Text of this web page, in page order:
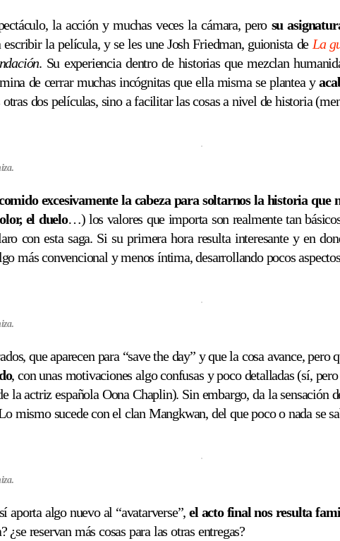
la acción y muchas veces la cámara, pero su
la película, y se les une Josh Friedman, guionista de La
. Su experiencia dentro de historias que mezclan
de cerrar muchas incógnitas que ella misma se plantea y
dos películas, sino a facilitar las cosas a nivel de historia
.
excesivamente la cabeza para soltarnos la historia que
el duelo…) los valores que importa son realmente tan
con esta saga. Si su primera hora resulta interesante y en
más convencional y menos íntima, desarrollando pocos
.
que aparecen para “save the day” y que la cosa avance,
, con unas motivaciones algo confusas y poco detalladas (sí,
la actriz española Oona Chaplin). Sin embargo, da la sensación
mismo sucede con el clan Mangkwan, del que poco o nada se
.
aporta algo nuevo al “avatarverse”,el acto final nos resulta
reservan más cosas para las otras entregas?